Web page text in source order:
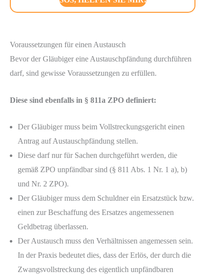
Voraussetzungen für einen Austausch
Bevor der Gläubiger eine Austauschpfändung durchführen
darf, sind gewisse Voraussetzungen zu erfüllen.
Diese sind ebenfalls in § 811a ZPO definiert:
Der Gläubiger muss beim Vollstreckungsgericht einen
Antrag auf Austauschpfändung stellen.
Diese darf nur für Sachen durchgeführt werden, die
gemäß ZPO unpfändbar sind (§ 811 Abs. 1 Nr. 1 a), b)
und Nr. 2 ZPO).
Der Gläubiger muss dem Schuldner ein Ersatzstück bzw.
einen zur Beschaffung des Ersatzes angemessenen
Geldbetrag überlassen.
Der Austausch muss den Verhältnissen angemessen sein.
In der Praxis bedeutet dies, dass der Erlös, der durch die
Zwangsvollstreckung des eigentlich unpfändbaren